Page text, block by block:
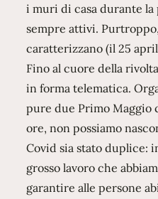
i muri di casa durante
sempre attivi.
caratterizzano (il 25
Fino al cuore della
in forma telematica.
pure due Primo Maggio
ore, non possiamo
Covid sia stato duplice:
grosso lavoro che
garantire alle persone